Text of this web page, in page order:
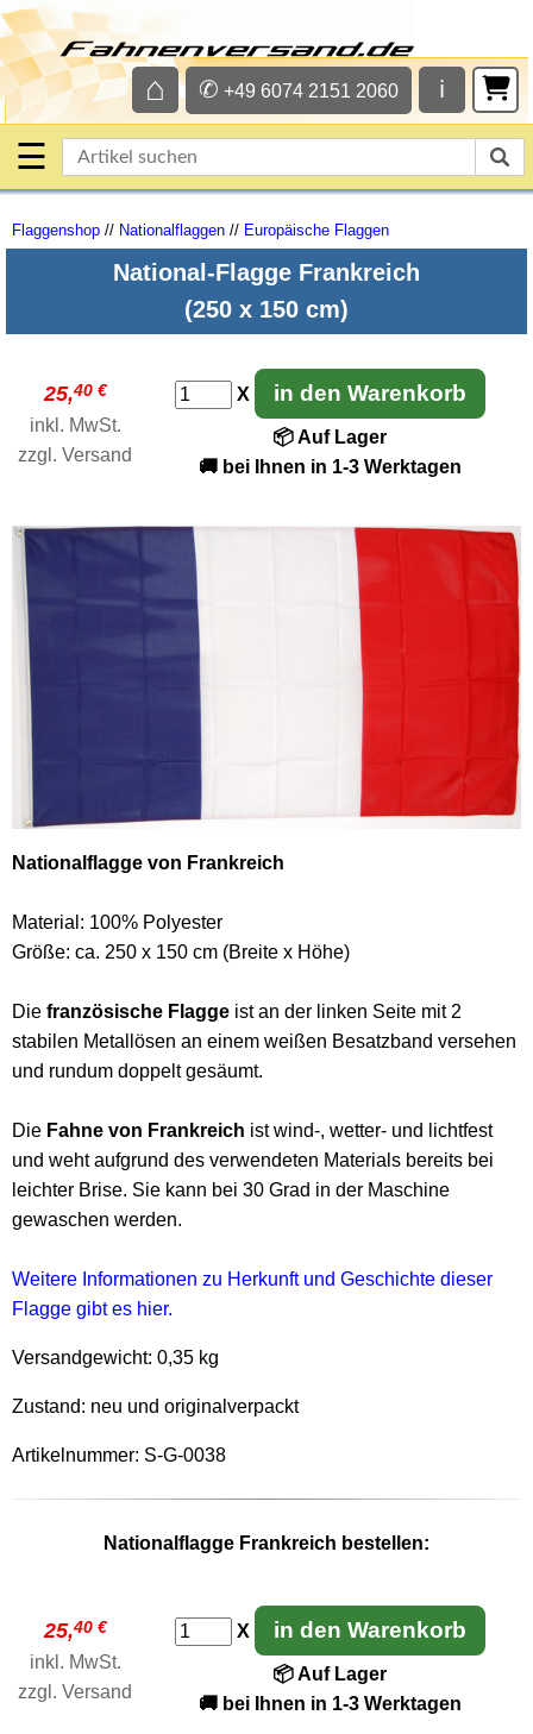
ℹ
✆ +49 6074 2151 2060
⌂
☰
Flaggenshop // Nationalflaggen // Europäische Flaggen
National-Flagge Frankreich
(250 x 150 cm)
25,40 €
inkl. MwSt.
zzgl. Versand
X in den Warenkorb
📦 Auf Lager
🚚 bei Ihnen in 1-3 Werktagen
Nationalflagge von Frankreich
Material: 100% Polyester
Größe: ca. 250 x 150 cm (Breite x Höhe)
Die französische Flagge ist an der linken Seite mit 2
stabilen Metallösen an einem weißen Besatzband versehen
und rundum doppelt gesäumt.
Die Fahne von Frankreich ist wind-, wetter- und lichtfest
und weht aufgrund des verwendeten Materials bereits bei
leichter Brise. Sie kann bei 30 Grad in der Maschine
gewaschen werden.
Weitere Informationen zu Herkunft und Geschichte dieser
Flagge gibt es hier.
Versandgewicht: 0,35 kg
Zustand: neu und originalverpackt
Artikelnummer: S-G-0038
Nationalflagge Frankreich bestellen:
25,40 €
inkl. MwSt.
zzgl. Versand
X in den Warenkorb
📦 Auf Lager
🚚 bei Ihnen in 1-3 Werktagen